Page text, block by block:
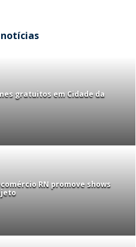
gratuitos em Cidade da
RN promove shows